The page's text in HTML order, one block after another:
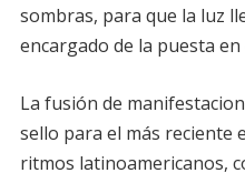
sombras, para que la luz
encargado de la puesta
La fusión de
sello para el más
ritmos latinoamericanos,